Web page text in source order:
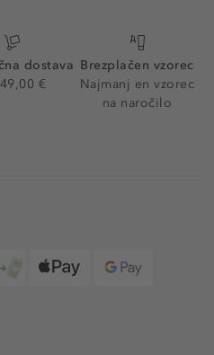
dostava
€
Brezplačen vzorec
Najmanj en vzorec
na naročilo